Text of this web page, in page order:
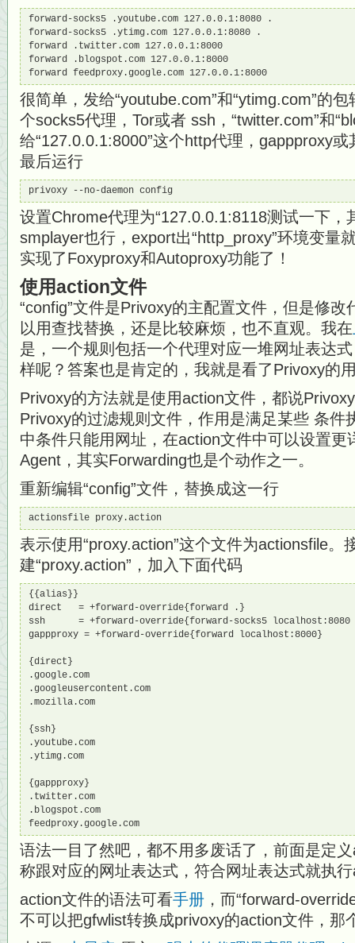
forward-socks5 .youtube.com 127.0.0.1:8080 .
forward-socks5 .ytimg.com 127.0.0.1:8080 .
forward .twitter.com 127.0.0.1:8000
forward .blogspot.com 127.0.0.1:8000
forward feedproxy.google.com 127.0.0.1:8000
很简单，发给“youtube.com”和“ytimg.com”的
个socks5代理，Tor或者 ssh，“twitter.com”和
给“127.0.0.1:8000”这个http代理，gappproxy
最后运行
privoxy --no-daemon config
设置Chrome代理为“127.0.0.1:8118测试一下，
smplayer也行，export出“http_proxy”环境变量
实现了Foxyproxy和Autoproxy功能了！
使用action文件
“config”文件是Privoxy的主配置文件，但是修
以用查找替换，还是比较麻烦，也不直观。我在
是，一个规则包括一个代理对应一堆网址表达
样呢？答案也是肯定的，我就是看了Privoxy的
Privoxy的方法就是使用action文件，都说
Privoxy的过滤规则文件，作用是满足某些 条件
中条件只能用网址，在action文件中可以设置更
Agent，其实Forwarding也是个动作之一。
重新编辑“config”文件，替换成这一行
actionsfile proxy.action
表示使用“proxy.action”这个文件为actionsfile。
建“proxy.action”，加入下面代码
{{alias}}
direct   = +forward-override{forward .}
ssh      = +forward-override{forward-socks5
gappproxy = +forward-override{forward localhost:8000}
{direct}
.google.com
.googleusercontent.com
.mozilla.com
{ssh}
.youtube.com
.ytimg.com
{gappproxy}
.twitter.com
.blogspot.com
feedproxy.google.com
语法一目了然吧，都不用多废话了，前面是定
称跟对应的网址表达式，符合网址表达式就执
action文件的语法可看手册 ，而“forward-
不可以把gfwlist转换成privoxy的action文件，那